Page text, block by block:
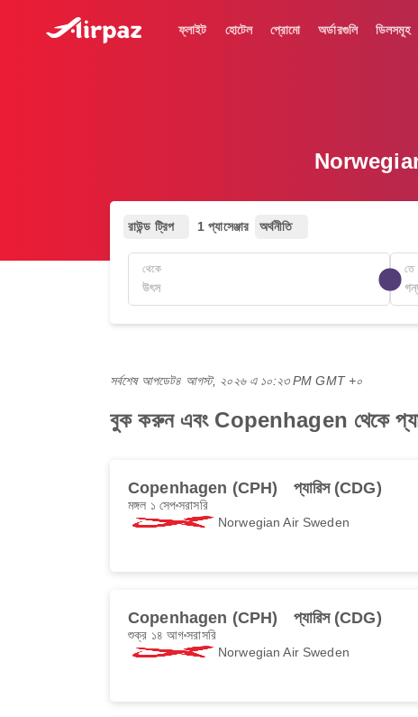
ফ্লাইট হোটেল প্রোমো অর্ডারগুলি ডিলসমূহ
Norwegian
রাউন্ড ট্রিপ 1 প্যাসেঞ্জার অর্থনীতি
থেকে তে
সর্বশেষ আপডেট৪ আগস্ট, ২০২৬ এ ১০:২৩ PM GMT +০
বুক করুন এবং Copenhagen থেকে
Copenhagen (CPH) প্যারিস (CDG)
মঙ্গল ১ সেপসরাসরি
Norwegian Air Sweden
Copenhagen (CPH) প্যারিস (CDG)
শুক্র ১৪ আগসরাসরি
Norwegian Air Sweden